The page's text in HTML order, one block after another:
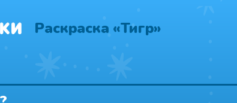
Раскраска «Тигр»